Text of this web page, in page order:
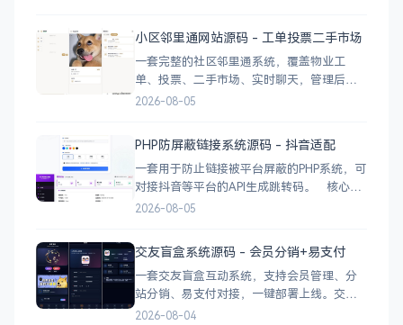
小区邻里通网站源码 - 工单投票二手市场
一套完整的社区邻里通系统，覆盖物业工
单、投票、二手市场、实时聊天，管理后台
一应俱全。 前台功能 九宫格快捷菜单 +
情 小区投票：发起/参与/查看结果 邻里社区
2026-08-05
PHP防屏蔽链接系统源码 - 抖音适配
一套用于防止链接被平台屏蔽的PHP系统，可
对接抖音等平台的API生成跳转码。 核心功
能 多域名池智能切换，降低被拦截概率 对接
分析报表 技术栈 后端：PHP
2026-08-05
交友盲盒系统源码 - 会员分销+易支付
一套交友盲盒互动系统，支持会员管理、分
站分销、易支付对接，一键部署上线。交友
盲盒系统源码，支持会员系统、多商户分
2026-08-04